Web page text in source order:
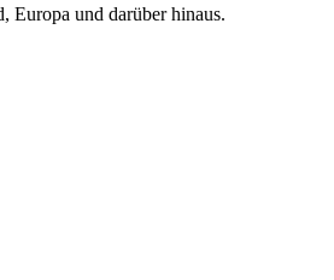
Europa und darüber hinaus.